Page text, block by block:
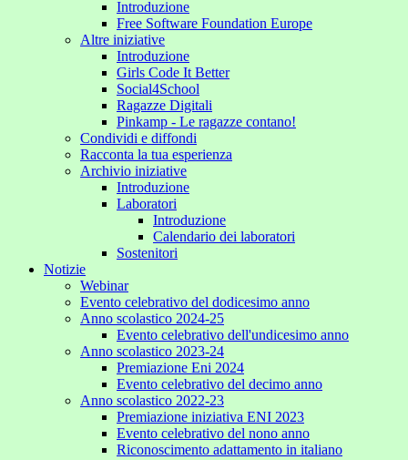
Introduzione
Free Software Foundation Europe
Altre iniziative
Introduzione
Girls Code It Better
Social4School
Ragazze Digitali
Pinkamp - Le ragazze contano!
Condividi e diffondi
Racconta la tua esperienza
Archivio iniziative
Introduzione
Laboratori
Introduzione
Calendario dei laboratori
Sostenitori
Notizie
Webinar
Evento celebrativo del dodicesimo anno
Anno scolastico 2024-25
Evento celebrativo dell'undicesimo anno
Anno scolastico 2023-24
Premiazione Eni 2024
Evento celebrativo del decimo anno
Anno scolastico 2022-23
Premiazione iniziativa ENI 2023
Evento celebrativo del nono anno
Riconoscimento adattamento in italiano